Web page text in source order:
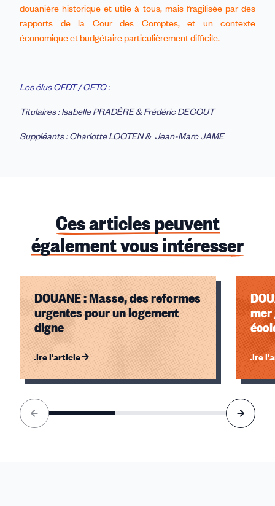
douanière historique et utile à tous, mais fragilisée par des
rapports de la Cour des Comptes, et un contexte
économique et budgétaire particulièrement difficile.
Les élus CFDT / CFTC :
Titulaires : Isabelle PRADÈRE & Frédéric DECOUT
Suppléants : Charlotte LOOTEN & Jean-Marc JAME
Ces articles peuvent
également vous intéresser
DOUANE : Masse, des reformes
urgentes pour un logement
digne
Lire l'article
mer
Lire